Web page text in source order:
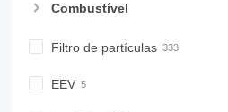
Combustível
Filtro de partículas
EEV